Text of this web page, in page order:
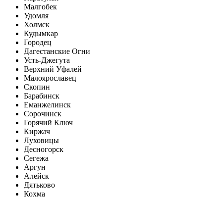
Малгобек
Удомля
Холмск
Кудымкар
Городец
Дагестанские Огни
Усть-Джегута
Верхний Уфалей
Малоярославец
Скопин
Барабинск
Еманжелинск
Сорочинск
Горячий Ключ
Киржач
Луховицы
Десногорск
Сегежа
Аргун
Алейск
Дятьково
Кохма